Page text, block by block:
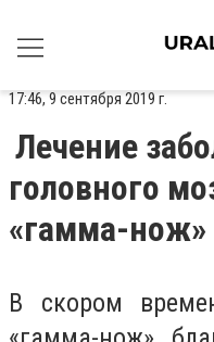
17:46, 9 сентября 2019 г.
Лечение
головного
«гамма-нож»
В скором